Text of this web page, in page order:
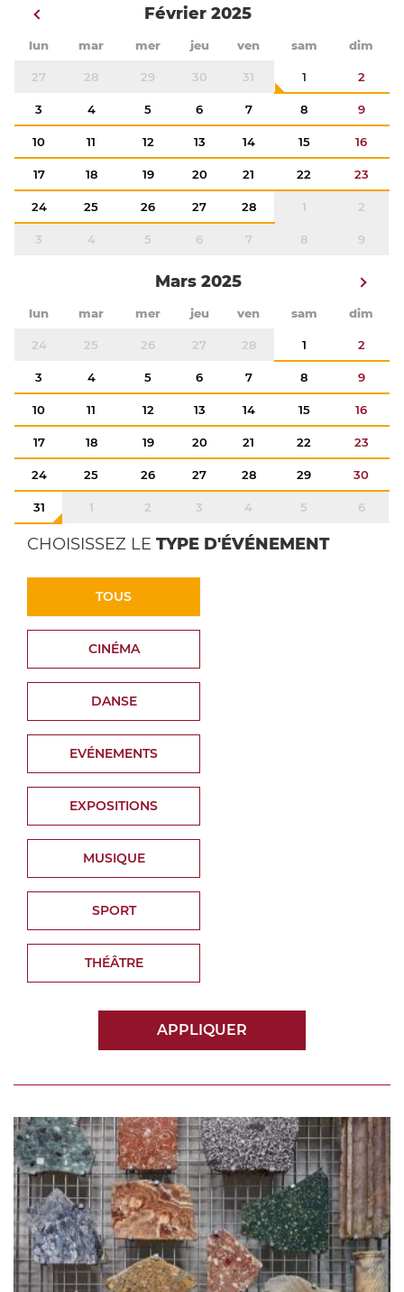
Février 2025
lun mar mer jeu ven sam dim
27 28 29 30 31 1 2
3 4 5 6 7 8 9
10 11 12 13 14 15 16
17 18 19 20 21 22 23
24 25 26 27 28 1 2
3 4 5 6 7 8 9
Mars 2025
lun mar mer jeu ven sam dim
24 25 26 27 28 1 2
3 4 5 6 7 8 9
10 11 12 13 14 15 16
17 18 19 20 21 22 23
24 25 26 27 28 29 30
31 1 2 3 4 5 6
CHOISISSEZ LE TYPE D'ÉVÉNEMENT
TOUS
CINÉMA
DANSE
EVÉNEMENTS
EXPOSITIONS
MUSIQUE
SPORT
THÉÂTRE
APPLIQUER